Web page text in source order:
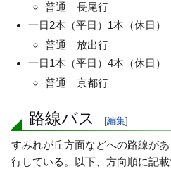
普通 長尾行
一日2本（平日）1本（休日）
普通 放出行
一日1本（平日）4本（休日）
普通 京都行
路線バス [編集]
すみれが丘方面などへの路線が
行している。以下、方向順に記